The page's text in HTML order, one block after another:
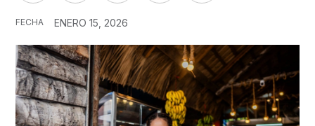
FECHA ENERO 15, 2026